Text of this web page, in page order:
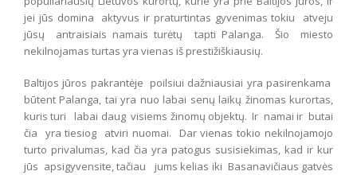
jei jūs domina aktyvus ir praturtintas gyvenimas tokiu atveju
jūsų antraisiais namais turėtų tapti Palanga. Šio miesto
nekilnojamas turtas yra vienas iš prestižiškiausių.
Baltijos jūros pakrantėje poilsiui dažniausiai yra pasirenkama
būtent Palanga, tai yra nuo labai senų laikų žinomas kurortas,
kuris turi labai daug visiems žinomų objektų. Ir namai ir butai
čia yra tiesiog atviri nuomai. Dar vienas tokio nekilnojamojo
turto privalumas, kad čia yra patogus susisiekimas, kad ir kur
jūs apsigyvensite, tačiau jums kelias iki Basanavičiaus gatvės